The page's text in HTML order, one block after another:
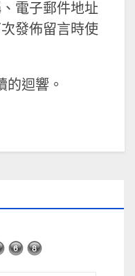
電子郵件地址
發佈留言時使
的迴響。